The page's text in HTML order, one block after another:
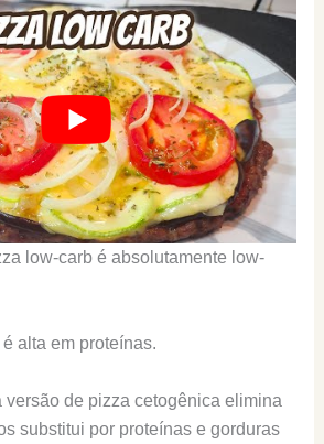
low-carb é absolutamente low-
alta em proteínas.
versão de pizza cetogênica elimina
substitui por proteínas e gorduras